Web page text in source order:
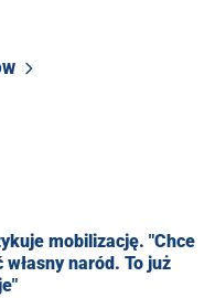
mobilizację. "Chce
własny naród. To już